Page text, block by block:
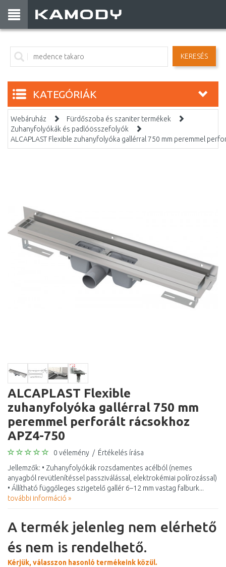
KERESÉS
KATEGÓRIÁK
Webáruház
Fürdőszoba és szaniter termékek
Zuhanyfolyókák és padlóösszefolyók
ALCAPLAST Flexible zuhanyfolyóka gallérral 750 mm peremmel
ALCAPLAST Flexible
zuhanyfolyóka gallérral 750 mm
peremmel perforált rácsokhoz
APZ4-750
0 vélemény / Értékelés írása
Jellemzők: • Zuhanyfolyókák rozsdamentes acélból (nemes
anyagból revütlenítéssel passziválással, elektrokémiai polírozással)
• Állítható függőleges szigetelő gallér 6–12 mm vastag falburk...
további információ »
A termék jelenleg nem elérhető
és nem is rendelhető.
Kérjük, válasszon hasonló termékeink közül.